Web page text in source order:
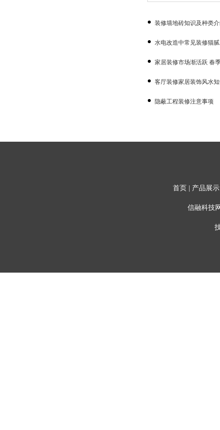
装修墙地砖知识及种类
水电改造中常见装修猫腻
家居装修市场渐活跃 春
客厅装修家居装饰风水
隐蔽工程装修注意事项
首页 产品展示
信融科技